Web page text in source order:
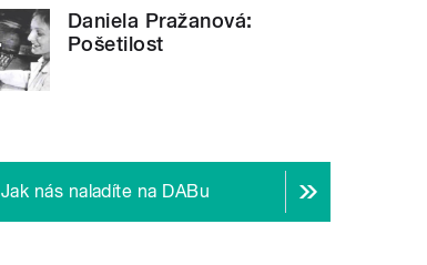
Daniela Pražanová:
Pošetilost
Jak nás naladíte na DABu